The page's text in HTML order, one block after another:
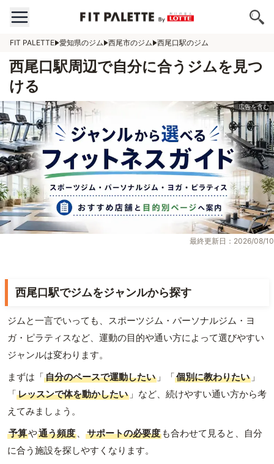
FIT PALETTE 愛知県のジム 西尾市のジム 西尾口駅のジム
西尾口駅周辺で自分に合うジムを見つ
ける
最終更新日：2026/08/10
西尾口駅でジムをジャンルから探す
ジムと一言でいっても、スポーツジム・パーソナルジム・ヨ
ガ・ピラティスなど、運動の目的や通い方によって選びやすい
ジャンルは変わります。
まずは「自分のペースで運動したい 」「個別に教わりたい 」
「レッスンで体を動かしたい 」など、続けやすい通い方から考
えてみましょう。
予算や通う頻度 、 サポートの必要度 も合わせて見ると、自分
に合う施設を探しやすくなります。